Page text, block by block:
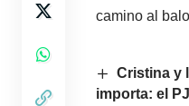
camino al
Cristina y
importa: el